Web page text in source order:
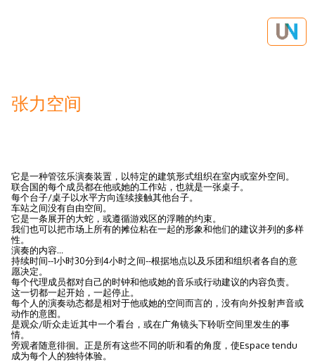
张力空间
它是一种管弦乐演奏装置，以特定的建筑形式组织在室内或室外空间。
联合国的每个成员都在他或她的工作站，也就是一张桌子。
每个台子/桌子以水平方向连续接触其他台子。
车站之间没有自由空间。
它是一条展开的大蛇，或遵循游戏区的浮雕的约束。
我们也可以把市场上所有的摊位粘在一起的形象和他们的建议并列的多样
性。
演奏的内容...
持续时间--1小时30分到4小时之间--根据地点以及乐团和组织者各自的意
愿决定。
每个代理成员都对自己的时钟和他或她的音乐或行动建议的内容负责。
这一切都一起开始，一起停止。
每个人的演奏动态都是相对于他或她的空间而言的，没有向外投射声音或
动作的意图。
是观众/听众走近其中一个看台，或在广角镜头下聆听空间里发生的事
情。
旁观者随意徘徊。正是所有这些不同的听和看的角度，使Espace tendu
成为每个人的独特体验。